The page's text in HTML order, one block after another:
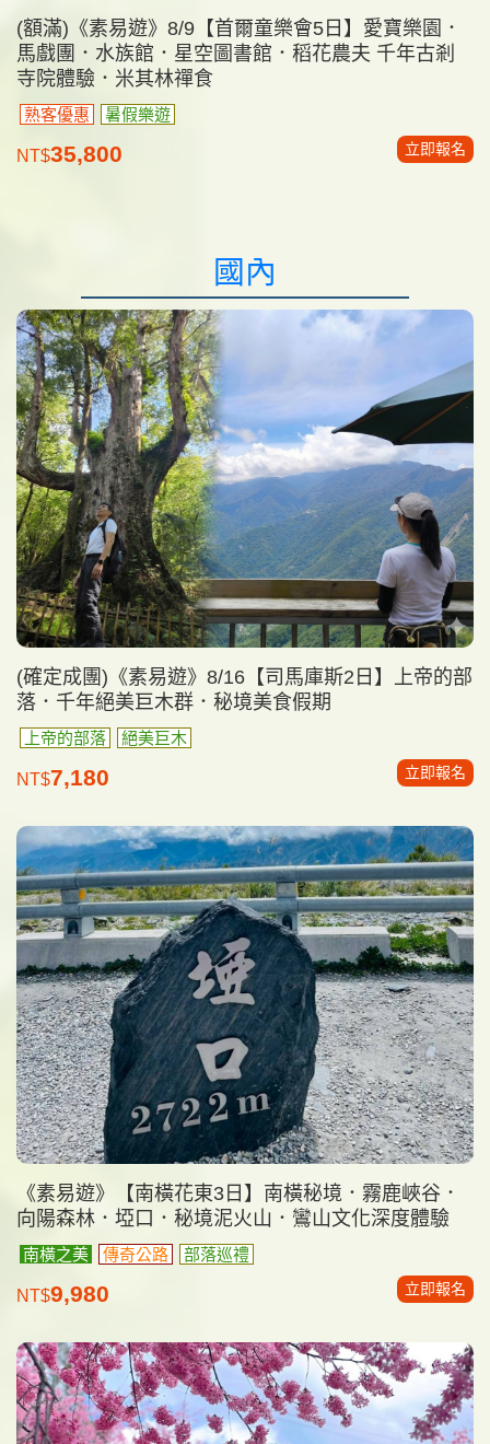
(額滿)《素易遊》8/9【首爾童樂會5日】愛寶樂園．
馬戲團．水族館．星空圖書館．稻花農夫 千年古剎
寺院體驗．米其林禪食
熟客優惠 暑假樂遊
NT$35,800 立即報名
國內
(確定成團)《素易遊》8/16【司馬庫斯2日】上帝的部
落．千年絕美巨木群．秘境美食假期
上帝的部落 絕美巨木
NT$7,180 立即報名
《素易遊》【南橫花東3日】南橫秘境．霧鹿峽谷．
向陽森林．埡口．秘境泥火山．鸞山文化深度體驗
南橫之美 傳奇公路 部落巡禮
NT$9,980 立即報名